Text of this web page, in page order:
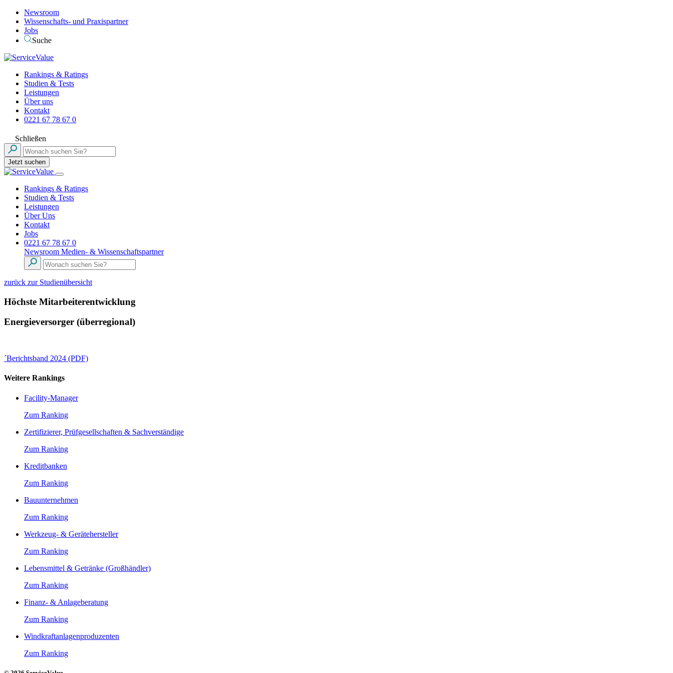
Newsroom
Wissenschafts- und Praxispartner
Jobs
Suche
Rankings & Ratings
Studien & Tests
Leistungen
Über uns
Kontakt
0221 67 78 67 0
Schließen
Jetzt suchen
Rankings & Ratings
Studien & Tests
Leistungen
Über Uns
Kontakt
Jobs
0221 67 78 67 0
Newsroom Medien- & Wissenschaftspartner
zurück zur Studienübersicht
Höchste Mitarbeiterentwicklung
Energieversorger (überregional)
´Berichtsband 2024 (PDF)
Weitere Rankings
Facility-Manager
Zum Ranking
Zertifizierer, Prüfgesellschaften & Sachverständige
Zum Ranking
Kreditbanken
Zum Ranking
Bauunternehmen
Zum Ranking
Werkzeug- & Gerätehersteller
Zum Ranking
Lebensmittel & Getränke (Großhändler)
Zum Ranking
Finanz- & Anlageberatung
Zum Ranking
Windkraftanlagenproduzenten
Zum Ranking